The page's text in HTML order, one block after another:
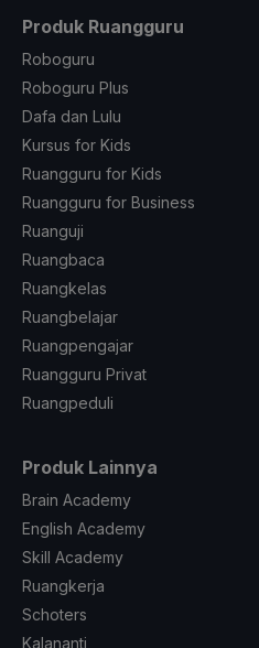
Produk Ruangguru
Roboguru
Roboguru Plus
Dafa dan Lulu
Kursus for Kids
Ruangguru for Kids
Ruangguru for Business
Ruanguji
Ruangbaca
Ruangkelas
Ruangbelajar
Ruangpengajar
Ruangguru Privat
Ruangpeduli
Produk Lainnya
Brain Academy
English Academy
Skill Academy
Ruangkerja
Schoters
Kalananti